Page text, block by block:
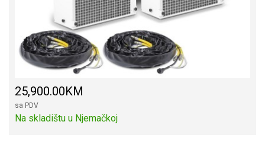
25,900.00KM
sa PDV
Na skladištu u Njemačkoj